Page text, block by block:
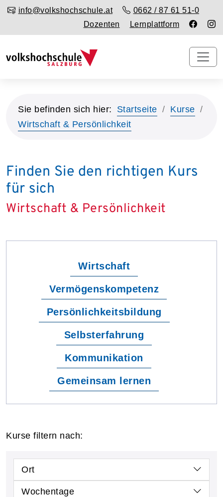
info@volkshochschule.at
0662 / 87 61 51-0
Dozenten
Lernplattform
Sie befinden sich hier: Startseite
Kurse
Wirtschaft & Persönlichkeit
Finden Sie den richtigen Kurs
für sich
Wirtschaft & Persönlichkeit
Wirtschaft
Vermögenskompetenz
Persönlichkeitsbildung
Selbsterfahrung
Kommunikation
Gemeinsam lernen
Kurse filtern nach:
Ort
Wochentage